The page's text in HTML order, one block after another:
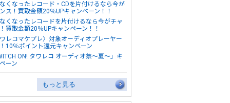
くなったレコード・CDを片付けるなら今が
ス！買取金額20％UPキャンペーン！！
くなったレコードを片付けるなら今がチャ
買取金額20％UPキャンペーン！！
ワレコマケプレ〉対象オーディオプレーヤー
10％ポイント還元キャンペーン
ON! タワレコ オーディオ祭～夏～」キ
ーン
もっと見る